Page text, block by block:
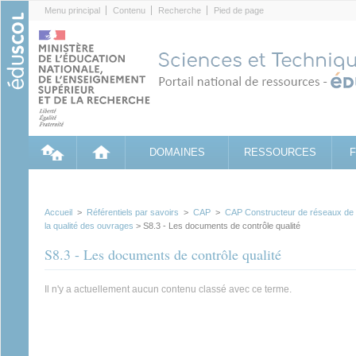
Menu principal Contenu Recherche Pied de page
DOMAINES RESSOURCES
Accueil > Référentiels par savoirs > CAP > CAP Constructeur de réseaux
la qualité des ouvrages > S8.3 - Les documents de contrôle qualité
S8.3 - Les documents de contrôle qualité
Il n'y a actuellement aucun contenu classé avec ce terme.